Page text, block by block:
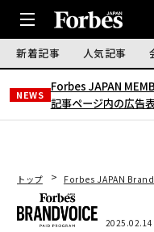
新着記事 人気記事
NEWS
Forbes JAPAN
記事ページ内の広告
トップ Forbes JAPAN